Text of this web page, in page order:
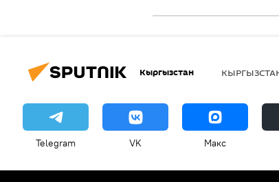
Кыргызстан
Telegram VK Макс